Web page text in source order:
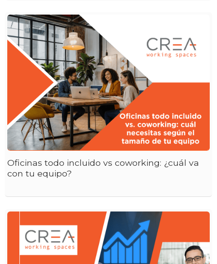
Oficinas todo incluido vs coworking: ¿cuál va
con tu equipo?